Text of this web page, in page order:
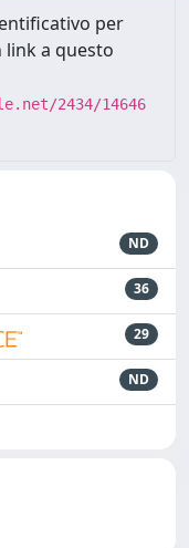
per
link a questo
2434/14646
ND
36
29
ND